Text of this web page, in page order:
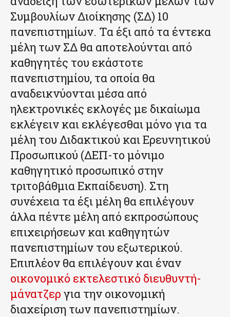
Συμβουλίων Διοίκησης (ΣΔ) 10
πανεπιστημίων. Τα έξι από τα έντεκα
μέλη των ΣΔ θα αποτελούνται από
καθηγητές του εκάστοτε
πανεπιστημίου, τα οποία θα
αναδεικνύονται μέσα από
ηλεκτρονικές εκλογές με δικαίωμα
εκλέγειν και εκλέγεσθαι μόνο για τα
μέλη του Διδακτικού και Ερευνητικού
Προσωπικού (ΔΕΠ-το μόνιμο
καθηγητικό προσωπικό στην
τριτοβάθμια Εκπαίδευση). Στη
συνέχεια τα έξι μέλη θα επιλέγουν
άλλα πέντε μέλη από εκπροσώπους
επιχειρήσεων και καθηγητών
πανεπιστημίων του εξωτερικού.
Επιπλέον θα επιλέγουν και έναν
οικονομικό εκτελεστικό διευθυντή-
μάνατζερ για την οικονομική
διαχείριση των πανεπιστημίων.